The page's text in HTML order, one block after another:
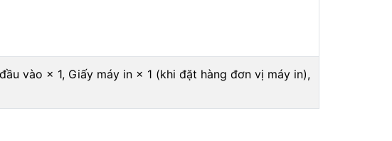
vào × 1, Giấy máy in × 1 (khi đặt hàng đơn vị máy in),